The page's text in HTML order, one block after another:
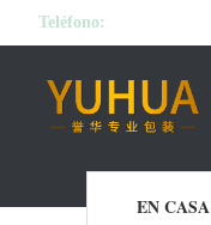
Teléfono:
EN CASA